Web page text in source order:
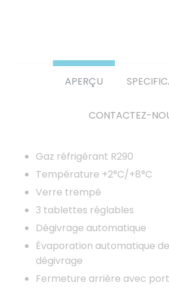
APERÇU
CONTACTEZ-
Gaz réfrigérant R290
Température +2°C/+8°C
Verre trempé
3 tablettes réglables
Dégivrage automatique
Évaporation automatique
dégivrage
Fermeture arrière avec